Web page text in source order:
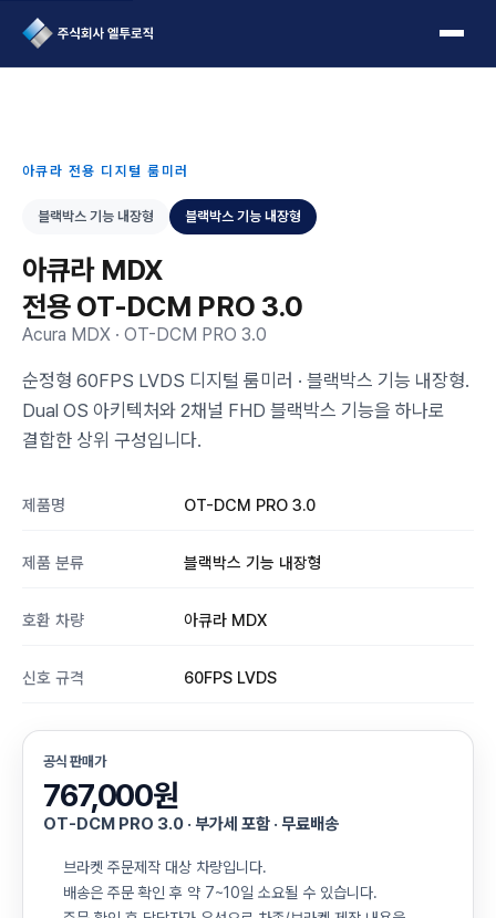
L2Logic 1onetake
아큐라 전용 디지털 룸미러
블랙박스 기능 내장형 블랙박스 기능 내장형
아큐라 MDX
전용 OT-DCM PRO 3.0
Acura MDX · OT-DCM PRO 3.0
순정형 60FPS LVDS 디지털 룸미러 · 블랙박스 기능 내장형.
Dual OS 아키텍처와 2채널 FHD 블랙박스 기능을 하나로
결합한 상위 구성입니다.
제품명 OT-DCM PRO 3.0
제품 분류 블랙박스 기능 내장형
호환 차량 아큐라 MDX
신호 규격 60FPS LVDS
공식 판매가
767,000원
OT-DCM PRO 3.0 · 부가세 포함 · 무료배송
브라켓 주문제작 대상 차량입니다.
배송은 주문 확인 후 약 7~10일 소요될 수 있습니다.